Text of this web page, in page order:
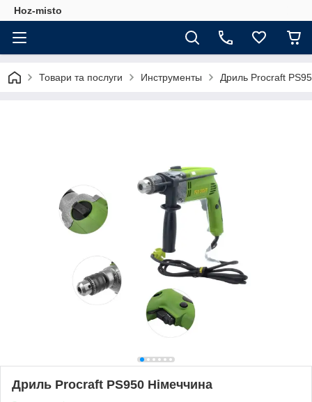
Hoz-misto
Товари та послуги Инструменты Дриль Procraft
Дриль Procraft PS950 Німеччина